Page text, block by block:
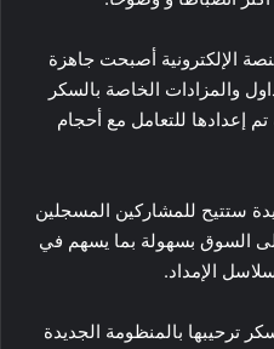
الإلكترونية أصبحت جاهزة
والمزادات الخاصة بالسكر
إعدادها للتعامل مع أحجام
ستتيح للمشاركين المسجلين
السوق بسهولة بما يسهم في
الإمداد.
ترحيبها بالمنظومة الجديدة